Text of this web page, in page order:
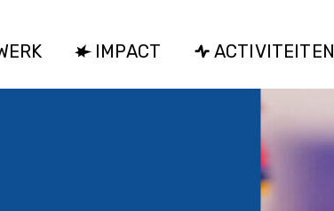
IMPACT ACTIVITEITEN